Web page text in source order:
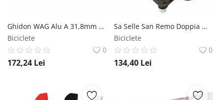
Ghidon WAG Alu A 31,8mm L-780mm 370 gr Portocaliu WAG
Biciclete
0
172,24 Lei
Sa Selle San Remo Doppia Molla cu arcuri, 265x212mm, culoare maro Selle San Remo
Biciclete
0
134,40 Lei